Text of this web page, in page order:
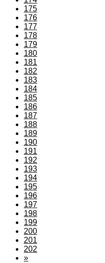
175
176
177
178
179
180
181
182
183
184
185
186
187
188
189
190
191
192
193
194
195
196
197
198
199
200
201
202
»